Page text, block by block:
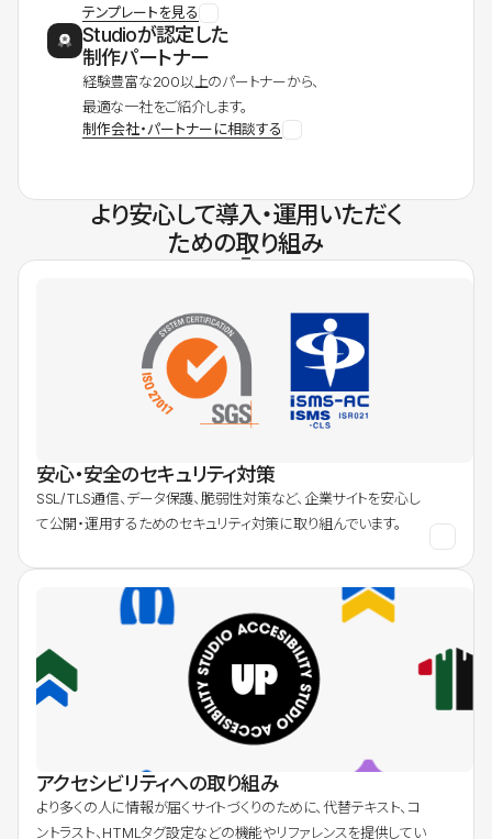
テンプレートを見る
Studioが認定した
制作パートナー
経験豊富な200以上のパートナーから、
最適な一社をご紹介します。
制作会社・パートナーに相談する
より安心して導入・運用いただく
ための取り組み
安心・安全のセキュリティ対策
SSL/TLS通信、データ保護、脆弱性対策など、企業サイトを安心し
て公開・運用するためのセキュリティ対策に取り組んでいます。
アクセシビリティへの取り組み
より多くの人に情報が届くサイトづくりのために、代替テキスト、コ
ントラスト、HTMLタグ設定などの機能やリファレンスを提供してい